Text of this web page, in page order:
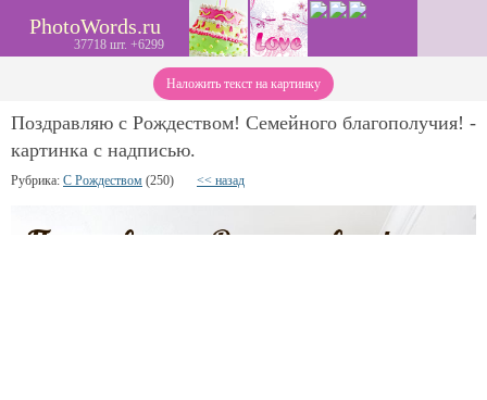
PhotoWords.ru
37718 шт. +6299
Наложить текст на картинку
Поздравляю с Рождеством! Семейного благополучия! -
картинка с надписью.
Рубрика: С Рождеством (250) << назад